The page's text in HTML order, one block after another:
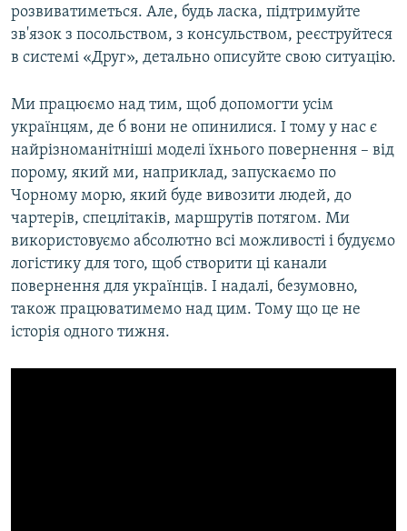
розвиватиметься. Але, будь ласка, підтримуйте
зв'язок з посольством, з консульством, реєструйтеся
в системі «Друг», детально описуйте свою ситуацію.
Ми працюємо над тим, щоб допомогти усім
українцям, де б вони не опинилися. І тому у нас є
найрізноманітніші моделі їхнього повернення – від
порому, який ми, наприклад, запускаємо по
Чорному морю, який буде вивозити людей, до
чартерів, спецлітаків, маршрутів потягом. Ми
використовуємо абсолютно всі можливості і будуємо
логістику для того, щоб створити ці канали
повернення для українців. І надалі, безумовно,
також працюватимемо над цим. Тому що це не
історія одного тижня.